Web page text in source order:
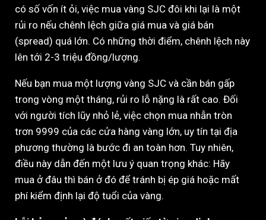
có số vốn ít ỏi, việc mua vàng SJC đôi khi lại là một
rủi ro nếu chênh lệch giữa giá mua và giá bán
(spread) quá lớn. Có những thời điểm, chênh lệch này
lên tới 2-3 triệu đồng/lượng.
Nếu bạn mua một lượng vàng SJC và cần bán gấp
trong vòng một tháng, rủi ro lỗ nặng là rất cao. Đối
với người tích lũy nhỏ lẻ, việc chọn mua nhẫn tròn
trơn 9999 của các cửa hàng vàng lớn, uy tín tại địa
phương thường là bước đi an toàn hơn. Tuy nhiên,
điều này dẫn đến một lưu ý quan trọng khác: Hãy
mua ở đâu thì bán ở đó để tránh bị ép giá hoặc mất
phí kiểm định lại độ tuổi của vàng.